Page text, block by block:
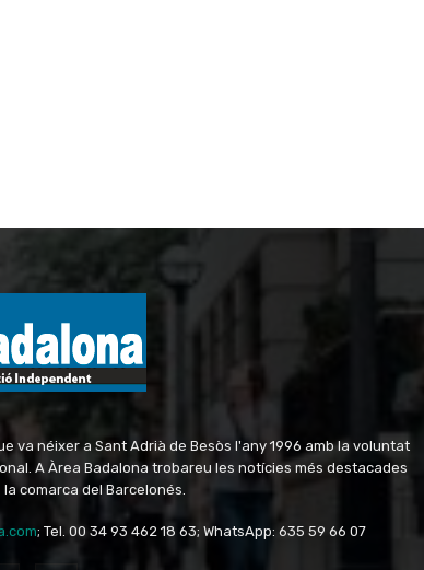
va néixer a Sant Adrià de Besòs l'any 1996 amb la voluntat
A Àrea Badalona trobareu les notícies més destacades
comarca del Barcelonés.
; Tel. 00 34 93 462 18 63; WhatsApp: 635 59 66 07